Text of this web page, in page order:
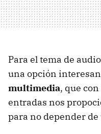
Para el tema de
una opción
multimedia, que
entradas nos
para no depender